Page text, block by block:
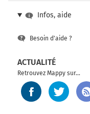
Infos, aide
Besoin d'aide ?
ACTUALITÉ
Retrouvez Mappy sur...